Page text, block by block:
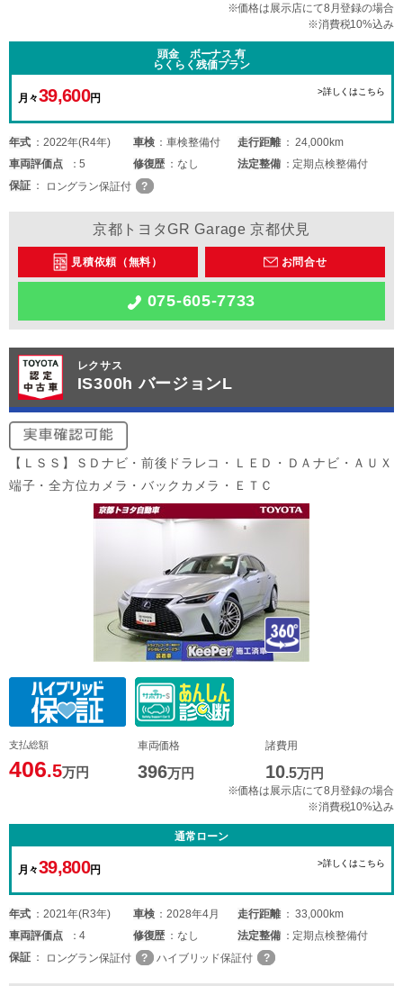
※価格は展示店にて8月登録の場合
※消費税10%込み
頭金 ボーナス 有
らくらく残価プラン
月々39,600円
>詳しくはこちら
年式 2022年(R4年) 車検 車検整備付 走行距離
24,000km
車両評価点 5 修復歴 なし 法定整備
定期点検整備付
保証
ロングラン保証付
京都トヨタGR Garage 京都伏見
見積依頼（無料） お問合せ
075-605-7733
レクサス
IS300h バージョンL
【ＬＳＳ】ＳＤナビ・前後ドラレコ・ＬＥＤ・ＤＡナビ・ＡＵＸ
端子・全方位カメラ・バックカメラ・ＥＴＣ
支払総額
406.5万円
車両価格
396万円
諸費用
10.5万円
※価格は展示店にて8月登録の場合
※消費税10%込み
通常ローン
月々39,800円
>詳しくはこちら
年式 2021年(R3年) 車検 2028年4月 走行距離
33,000km
車両評価点 4 修復歴 なし 法定整備
定期点検整備付
保証
ロングラン保証付 ハイブリッド保証付